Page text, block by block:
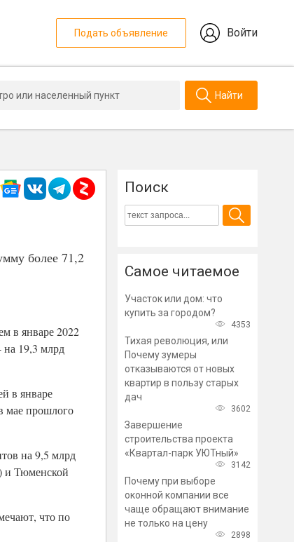
Подать объявление Войти
Найти
более 71,2
в январе 2022
на 19,3 млрд
в январе
мае прошлого
на 9,5 млрд
и Тюменской
что по
Поиск
Самое читаемое
Участок или дом: что
купить за городом?
4353
Тихая революция, или
Почему зумеры
отказываются от новых
квартир в пользу старых
дач
3602
Завершение
строительства проекта
«Квартал-парк УЮТный»
3142
Почему при выборе
оконной компании все
чаще обращают внимание
не только на цену
2898